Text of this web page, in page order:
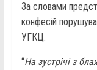
За словами
конфесій
УГКЦ.
“На зустрічі з